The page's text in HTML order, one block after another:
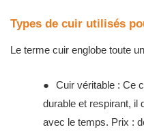
Types de cuir utilisés
Le terme cuir englobe toute
●
Cuir véritable : Ce
durable et respirant, il
avec le temps. Prix :